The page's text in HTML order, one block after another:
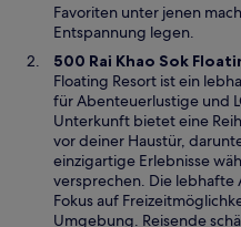
Favoriten unter jenen
Entspannung legen.
500 Rai Khao Sok
Floating Resort ist ein
für Abenteuerlustige und
Unterkunft bietet eine
vor deiner Haustür,
einzigartige Erlebnisse
versprechen. Die lebhafte
Fokus auf
Umgebung. Reisende